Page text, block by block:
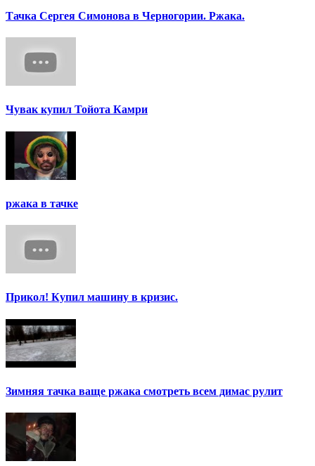
Тачка Сергея Симонова в Черногории. Ржака.
Чувак купил Тойота Камри
ржака в тачке
Прикол! Купил машину в кризис.
Зимняя тачка ваще ржака смотреть всем димас рулит